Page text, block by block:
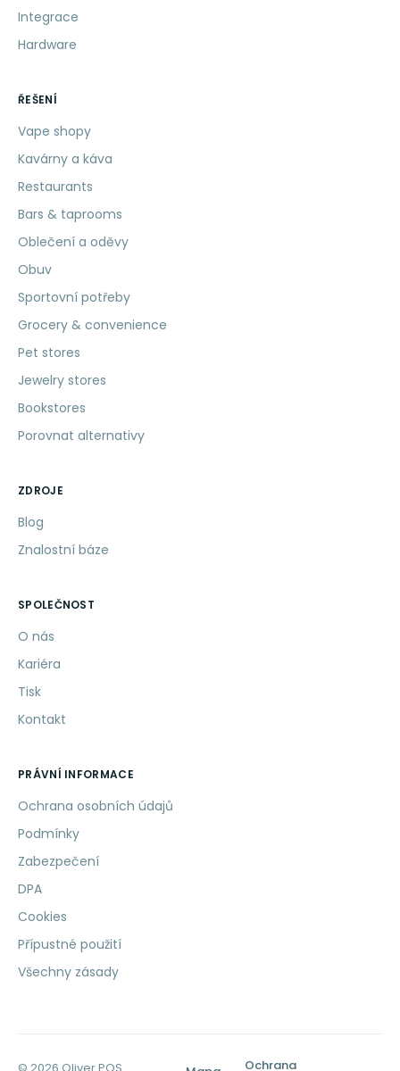
Integrace
Hardware
ŘEŠENÍ
Vape shopy
Kavárny a káva
Restaurants
Bars & taprooms
Oblečení a oděvy
Obuv
Sportovní potřeby
Grocery & convenience
Pet stores
Jewelry stores
Bookstores
Porovnat alternativy
ZDROJE
Blog
Znalostní báze
SPOLEČNOST
O nás
Kariéra
Tisk
Kontakt
PRÁVNÍ INFORMACE
Ochrana osobních údajů
Podmínky
Zabezpečení
DPA
Cookies
Přípustné použití
Všechny zásady
© 2026 Oliver POS. Ochrana